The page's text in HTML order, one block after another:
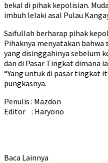
bekal di pihak kepolisian.
imbuh lelaki asal Pulau
Saifullah berharap pihak
Pihaknya menyatakan bahwa
yang disinggahinya sebelum
dan di Pasar Tingkat dimana
“Yang untuk di pasar tingkat
pungkasnya.
Penulis : Mazdon
Editor : Haryono
Baca Lainnya